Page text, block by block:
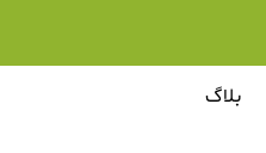
بلاگ